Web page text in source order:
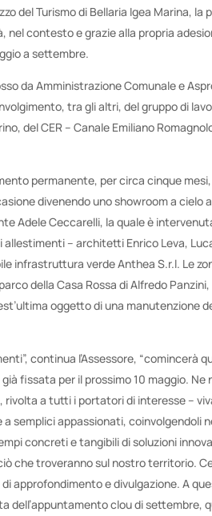
del Turismo di Bellaria Igea Marina,
nel contesto e grazie alla propria
a settembre.
da Amministrazione Comunale e
tra gli altri, del gruppo di
del CER – Canale Emiliano
permanente, per circa cinque
divenendo uno showroom a
Adele Ceccarelli, la quale è
– architetti Enrico Leva,
infrastruttura verde Anthea S.r.l. Le
della Casa Rossa di Alfredo
oggetto di una manutenzione
continua l’Assessore, “comincerà
fissata per il prossimo 10 maggio.
rivolta a tutti i portatori di interesse –
semplici appassionati,
concreti e tangibili di soluzioni
che troveranno sul nostro territorio.
approfondimento e divulgazione. A
dell’appuntamento clou di settembre,